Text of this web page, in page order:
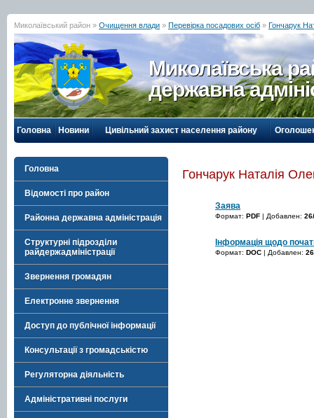
Миколаївський район » Очищення влади » Перевірка посадових осіб » Гончарук
Миколаївська
державна
Головна Новини Цивільний захист населення району
Головна
Відомості про район
Районна державна адміністрація
Структурні підрозділи
райдержадміністрації
Звернення громадян
Електронне звернення
Доступ до публічної інформації
Консультації з громадськістю
Регуляторна діяльність
Адміністративні послуги
Гончарук Наталія
Заява
Формат: PDF | Добавлен:
Інформація щодо
Формат: DOC | Добавлен: